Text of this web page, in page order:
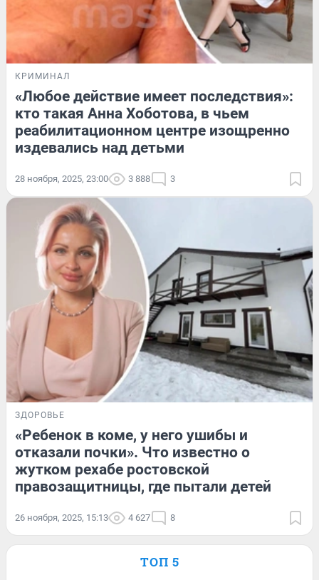
КРИМИНАЛ
«Любое действие имеет последствия»:
кто такая Анна Хоботова, в чьем
реабилитационном центре изощренно
издевались над детьми
28 ноября, 2025, 23:00 3 888 3
ЗДОРОВЬЕ
«Ребенок в коме, у него ушибы и
отказали почки». Что известно о
жутком рехабе ростовской
правозащитницы, где пытали детей
26 ноября, 2025, 15:13 4 627 8
ТОП 5